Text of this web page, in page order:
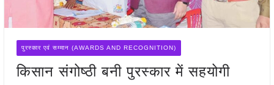
पुरस्कार एवं सम्मान (AWARDS AND RECOGNITION)
किसान संगोष्ठी बनी पुरस्कार में सहयोगी